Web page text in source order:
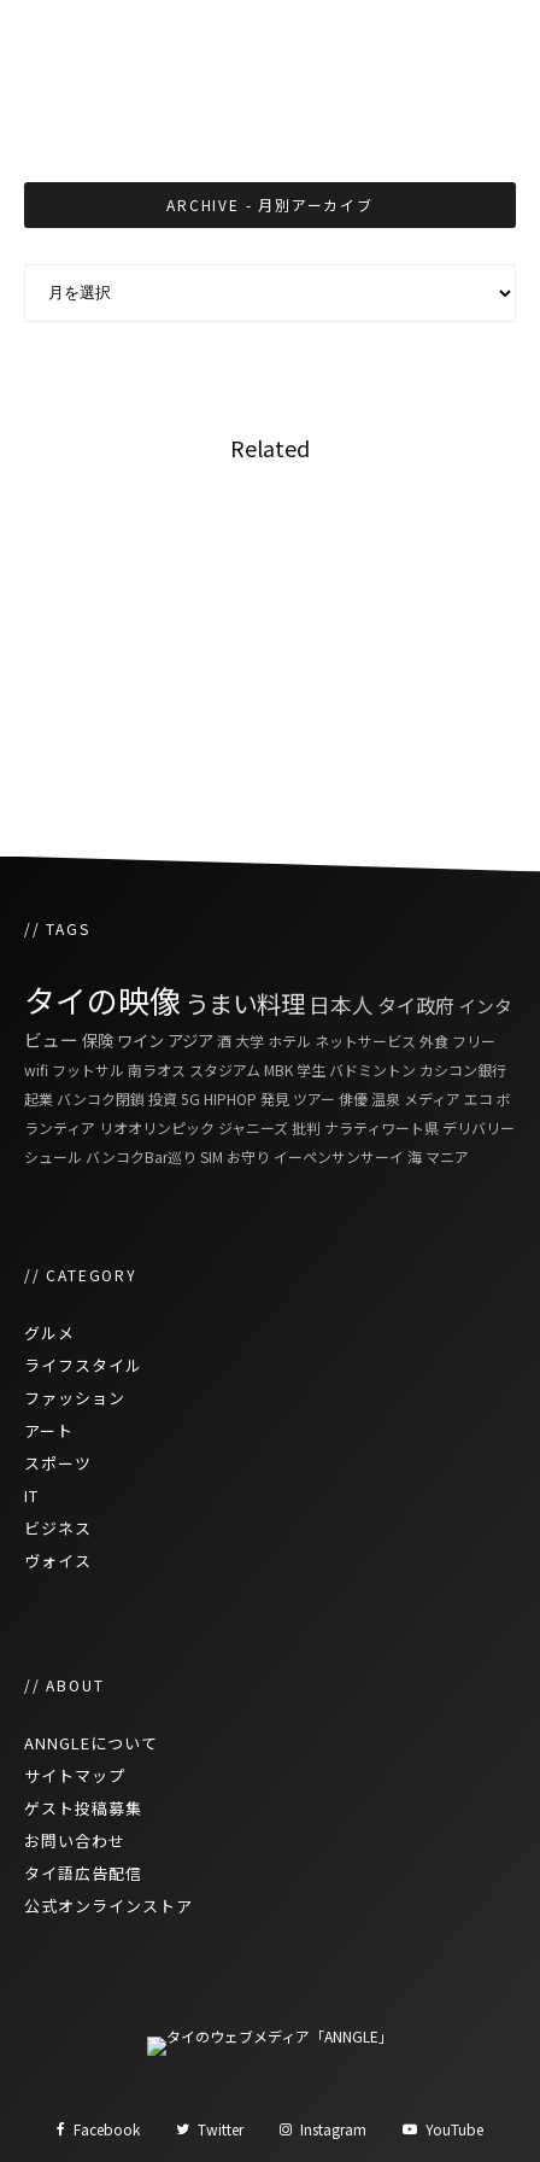
ARCHIVE - 月別アーカイブ
Related
// TAGS
タイの映像 うまい料理 日本人 タイ政府 インタ
ビュー 保険 ワイン アジア酒 大学 ホテル ネットサービス 外食 フリー
wifi フットサル 南ラオス スタジアム MBK 学生 バドミントン カシコン銀行
起業 バンコク閉鎖 投資 5G HIPHOP 発見 ツアー 俳優温泉 メディア エコ ボ
ランティア リオオリンピック ジャニーズ批判 ナラティワート県 デリバリー
シュール バンコクBar巡り SIM お守り イーペンサンサーイ 海 マニア
// CATEGORY
グルメ
ライフスタイル
ファッション
アート
スポーツ
IT
ビジネス
ヴォイス
// ABOUT
ANNGLEについて
サイトマップ
ゲスト投稿募集
お問い合わせ
タイ語広告配信
公式オンラインストア
Facebook Twitter Instagram YouTube